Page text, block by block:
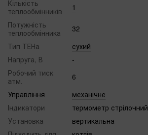
Кількість
теплообмінників
1
Потужність
теплообмінника
32
Тип ТЕНа
сухий
Напруга, В
-
Робочий тиск
атм.
6
Управління
механічне
Індикатори
термометр стрілочний
Установка
вертикальна